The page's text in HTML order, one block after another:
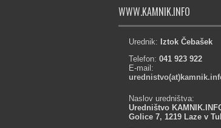
WWW.KAMNIK.INFO
Urednik: Iztok Čebašek
Telefon: 041 923 922
E-mail:
Naslov uredništva:
Uredništvo
Golice 7, 1219 Laze v